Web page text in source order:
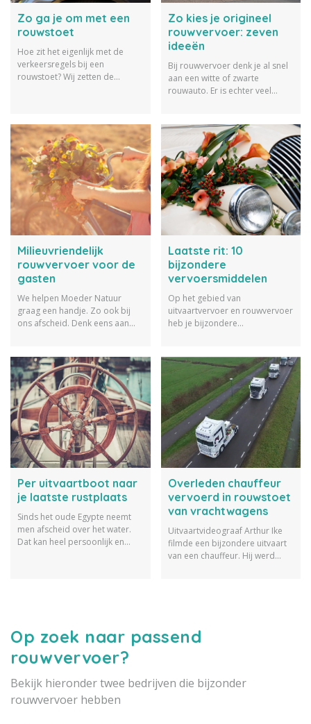
Zo ga je om met een
rouwstoet
Hoe zit het eigenlijk met de
verkeersregels bij een
rouwstoet? Wij zetten de
op een rij.
Zo kies je origineel
rouwvervoer: zeven
ideeën
Bij rouwvervoer denk je al snel
aan een witte of zwarte
rouwauto. Er is echter veel
geven wij 7 voorbeelden van
bijzonder rouwvervoer.
Milieuvriendelijk
rouwvervoer voor de
gasten
We helpen Moeder Natuur
graag een handje. Zo ook bij
ons afscheid. Denk eens aan
hiervan.
Laatste rit: 10
bijzondere
vervoersmiddelen
Op het gebied van
uitvaartvervoer en rouwvervoer
heb je bijzondere
rouwvervoer.
Per uitvaartboot naar
je laatste rustplaats
Sinds het oude Egypte neemt
men afscheid over het water.
Dat kan heel persoonlijk en
Overleden chauffeur
vervoerd in rouwstoet
van vrachtwagens
Uitvaartvideograaf Arthur Ike
filmde een bijzondere uitvaart
van een chauffeur. Hij werd
Op zoek naar passend
rouwvervoer?
Bekijk hieronder twee bedrijven die bijzonder
rouwvervoer hebben